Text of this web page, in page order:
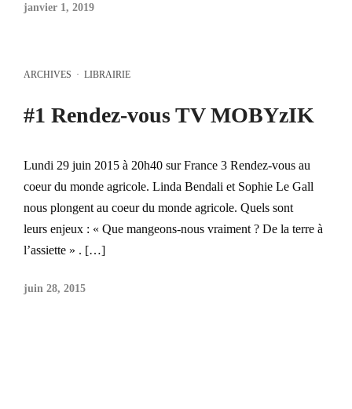
janvier 1, 2019
ARCHIVES · LIBRAIRIE
#1 Rendez-vous TV MOBYzIK
Lundi 29 juin 2015 à 20h40 sur France 3 Rendez-vous au
coeur du monde agricole. Linda Bendali et Sophie Le Gall
nous plongent au coeur du monde agricole. Quels sont
leurs enjeux : « Que mangeons-nous vraiment ? De la terre à
l’assiette » . […]
juin 28, 2015